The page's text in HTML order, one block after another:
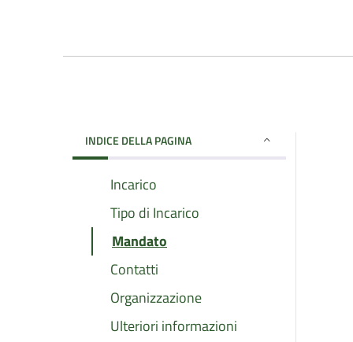
INDICE DELLA PAGINA
Incarico
Tipo di Incarico
Mandato
Contatti
Organizzazione
Ulteriori informazioni